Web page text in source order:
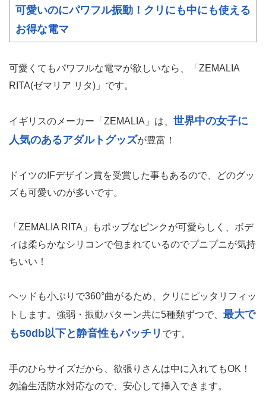
可愛いのにパワフル振動！クリにも中にも使える
お得な電マ
可愛くてもパワフルな電マが欲しいなら、「ZEMALIA
RITA(ゼマリア リタ)」です。
イギリスのメーカー「ZEMALIA」は、 世界中の女子に
人気のあるアダルトグッズが豊富！
ドイツのIFデザイン賞を受賞した事もあるので、どのグッ
ズも可愛いのが多いです。
「ZEMALIA RITA」もポップなピンクが可愛らしく、ボデ
ィは柔らかなシリコンで包まれているのでプニプニが気持
ちいい！
ヘッドも小ぶりで360°曲がるため、クリにピッタリフィッ
トします。強弱・振動パターン共に5種類ずつで、 最大で
も50db以下と静音性もバッチリ です。
手のひらサイズだから、欲張りさんは中に入れてもOK！
勿論生活防水対応なので、安心して挿入できます。